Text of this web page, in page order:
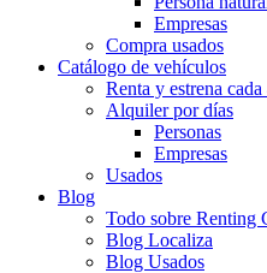
Empresas
Compra usados
Catálogo de vehículos
Renta y estrena cada
Alquiler por días
Personas
Empresas
Usados
Blog
Todo sobre Renting
Blog Localiza
Blog Usados